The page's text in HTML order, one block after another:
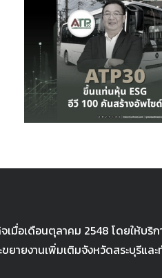
ATP30 ได้
หลักทรัพ
ESG เร่
Green
รับเมกะเท
มื่อเดือนตุลาคม 2548 โดยให้บ
ายงานเพิ่มเติมจังหวัดสระบุรีและ